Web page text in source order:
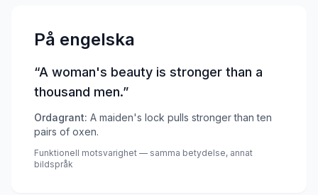
På engelska
“A woman's beauty is stronger than a
thousand men.”
Ordagrant: A maiden's lock pulls stronger than ten
pairs of oxen.
Funktionell motsvarighet — samma betydelse, annat
bildspråk